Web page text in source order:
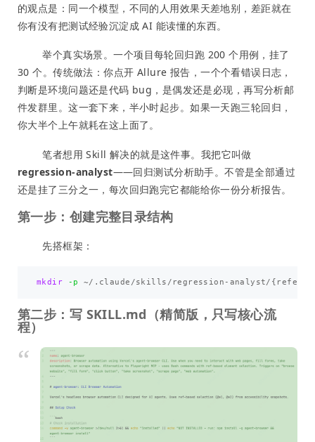
的观点是：同一个模型，不同的人用效果天差地别，差距就在
你有没有把测试经验沉淀成 AI 能读懂的东西。
举个真实场景。一个项目每轮回归跑 200 个用例，挂了
30 个。传统做法：你点开 Allure 报告，一个个看错误日志，
判断是环境问题还是代码 bug，是偶发还是必现，再写分析邮
件发群里。这一套下来，半小时起步。如果一天跑三轮回归，
你大半个上午就耗在这上面了。
笔者想用 Skill 解决的就是这件事。我把它叫做
regression-analyst——回归测试分析助手。不管是全部通过
还是挂了三分之一，每次回归跑完它都能给你一份分析报告。
第一步：创建完整目录结构
先搭框架：
mkdir -p ~/.claude/skills/regression-analyst/ {
第二步：写 SKILL.md（精简版，只写核心流
程）